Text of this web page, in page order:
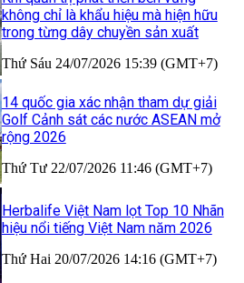
không chỉ là khẩu hiệu mà hiện hữu
trong từng dây chuyền sản xuất
Thứ Sáu 24/07/2026 15:39 (GMT+7)
14 quốc gia xác nhận tham dự giải
Golf Cảnh sát các nước ASEAN mở
rộng 2026
Thứ Tư 22/07/2026 11:46 (GMT+7)
Herbalife Việt Nam lọt Top 10 Nhãn
hiệu nổi tiếng Việt Nam năm 2026
Thứ Hai 20/07/2026 14:16 (GMT+7)